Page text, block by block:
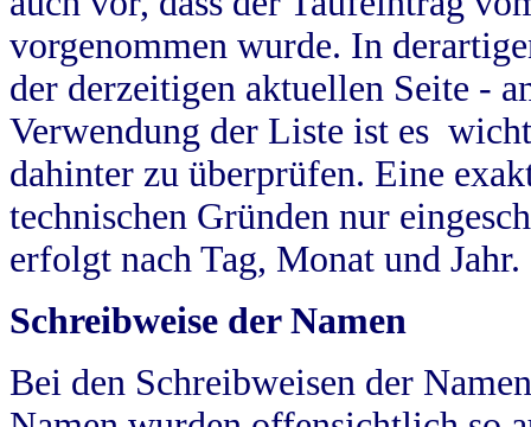
vorgenommen wurde. In
der derzeitigen aktuellen Seite -
Verwendung der Liste ist es
dahinter zu überprüfen. Eine
technischen Gründen nur
erfolgt nach Tag, Monat und Jahr.
Schreibweise der Namen
Bei den Schreibweisen der